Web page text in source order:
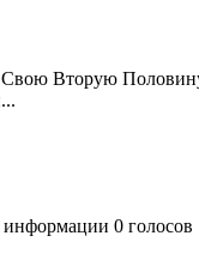
Вторую
0 голосов